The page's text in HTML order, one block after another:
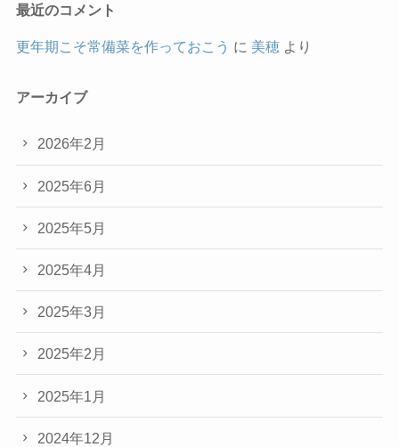
最近のコメント
更年期こそ常備菜を作っておこう に 美穂より
アーカイブ
2026年2月
2025年6月
2025年5月
2025年4月
2025年3月
2025年2月
2025年1月
2024年12月